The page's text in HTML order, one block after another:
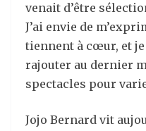
venait d’être
J’ai envie de
tiennent à cœur, et je
rajouter au dernier
spectacles pour
Jojo Bernard vit